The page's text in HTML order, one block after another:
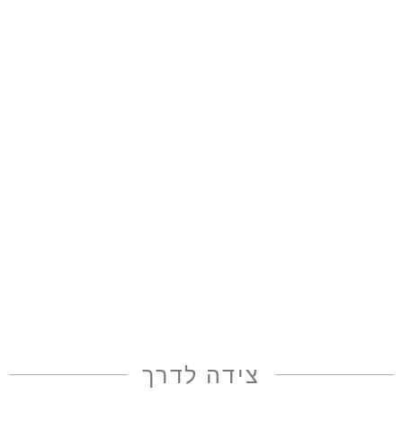
צידה לדרך